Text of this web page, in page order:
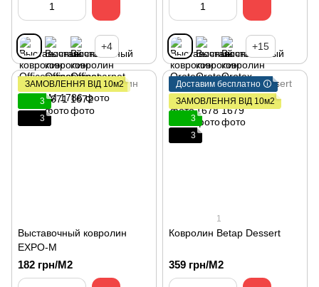
+4 +15
ЗАМОВЛЕННЯ ВІД 10м2
3
3
Выставочный ковролин
EXPO-M
182 грн/М2
Доставим бесплатно 🛈
ЗАМОВЛЕННЯ ВІД 10м2
3
3
1
Ковролин Betap Dessert
359 грн/М2